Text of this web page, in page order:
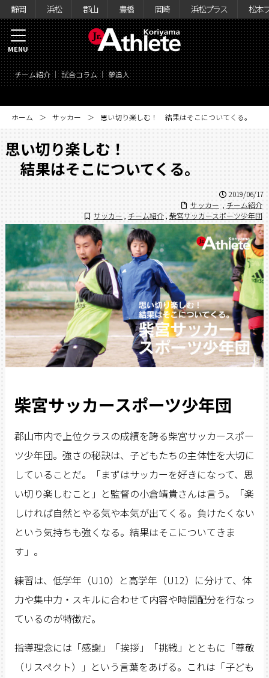
静岡 浜松 郡山 豊橋 岡崎 浜松プラス 松本
チーム紹介 試合コラム 夢追人
MENU
ホーム サッカー 思い切り楽しむ！ 結果はそこについてくる。
思い切り楽しむ！
結果はそこについてくる。
2019/06/17
サッカー
チーム紹介
サッカー
チーム紹介 , 柴宮サッカースポーツ少年団
柴宮サッカースポーツ少年団
郡山市内で上位クラスの成績を誇る柴宮サッカースポー
ツ少年団。強さの秘訣は、子どもたちの主体性を大切に
していることだ。「まずはサッカーを好きになって、思
い切り楽しむこと」と監督の小倉靖貴さんは言う。「楽
しければ自然とやる気や本気が出てくる。負けたくない
という気持ちも強くなる。結果はそこについてきま
す」。
練習は、低学年（U10）と高学年（U12）に分けて、体
力や集中力・スキルに合わせて内容や時間配分を行なっ
ているのが特徴だ。
指導理念には「感謝」「挨拶」「挑戦」とともに「尊敬
（リスペクト）」という言葉をあげる。これは「子ども